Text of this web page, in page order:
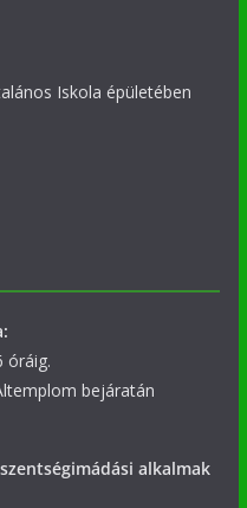
Iskola épületében
óráig.
bejáratán
alkalmak